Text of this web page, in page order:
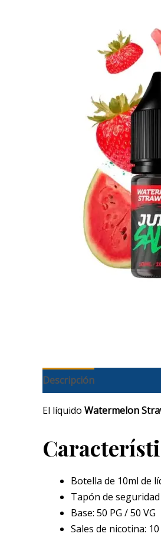
Descripción
El líquido Watermelon
Botella de 10ml de
Tapón de
Base: 50 PG / 50 VG
Sales de nicotina: